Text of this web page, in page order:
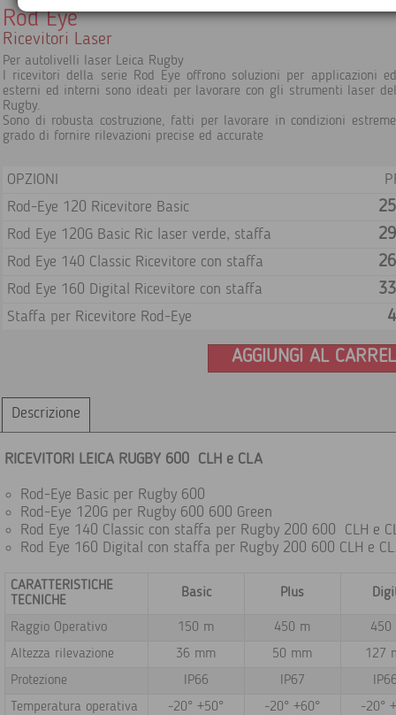
Rod Eye
Ricevitori Laser
Per autolivelli laser Leica Rugby
I ricevitori della serie Rod Eye offrono soluzioni per applicazioni
esterni ed interni sono ideati per lavorare con gli strumenti laser
Rugby.
Sono di robusta costruzione, fatti per lavorare in condizioni
grado di fornire rilevazioni precise ed accurate
OPZIONI
Rod-Eye 120 Ricevitore Basic
Rod Eye 120G Basic Ric laser verde, staffa
Rod Eye 140 Classic Ricevitore con staffa
Rod Eye 160 Digital Ricevitore con staffa
Staffa per Ricevitore Rod-Eye
AGGIUNGI AL
Descrizione
RICEVITORI LEICA RUGBY 600 CLH e CLA
Rod-Eye Basic per Rugby 600
Rod-Eye 120G per Rugby 600 600 Green
Rod Eye 140 Classic con staffa per Rugby 200 600 CLH e
Rod Eye 160 Digital con staffa per Rugby 200 600 CLH e
CARATTERISTICHE
TECNICHE
Basic Plus
Raggio Operativo 150 m 450 m
450
Altezza rilevazione
36 mm 50 mm
127
Protezione
IP66 IP67
Temperatura operativa
-20° +50° -20° +60°
-20°